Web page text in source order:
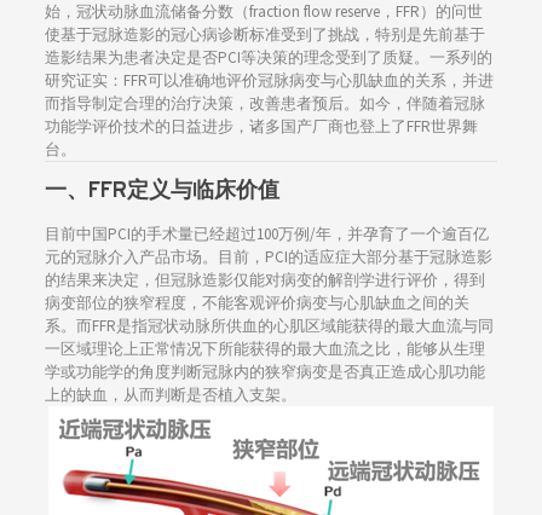
始，冠状动脉血流储备分数（fraction flow reserve，FFR）的问世
使基于冠脉造影的冠心病诊断标准受到了挑战，特别是先前基于
造影结果为患者决定是否PCI等决策的理念受到了质疑。一系列的
研究证实：FFR可以准确地评价冠脉病变与心肌缺血的关系，并进
而指导制定合理的治疗决策，改善患者预后。如今，伴随着冠脉
功能学评价技术的日益进步，诸多国产厂商也登上了FFR世界舞
台。
一、 FFR定义与临床价值
目前中国PCI的手术量已经超过100万例/年，并孕育了一个逾百亿
元的冠脉介入产品市场。目前，PCI的适应症大部分基于冠脉造影
的结果来决定，但冠脉造影仅能对病变的解剖学进行评价，得到
病变部位的狭窄程度，不能客观评价病变与心肌缺血之间的关
系。而FFR是指冠状动脉所供血的心肌区域能获得的最大血流与同
一区域理论上正常情况下所能获得的最大血流之比，能够从生理
学或功能学的角度判断冠脉内的狭窄病变是否真正造成心肌功能
上的缺血，从而判断是否植入支架。